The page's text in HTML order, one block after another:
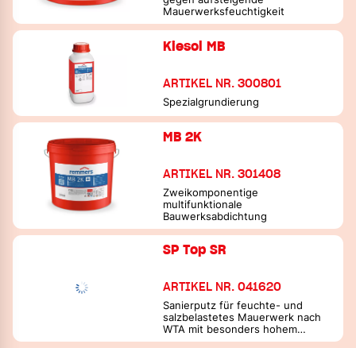
Mauerwerksfeuchtigkeit
Kiesol MB
ARTIKEL NR. 300801
Spezialgrundierung
MB 2K
ARTIKEL NR. 301408
Zweikomponentige
multifunktionale
Bauwerksabdichtung
SP Top SR
ARTIKEL NR. 041620
Sanierputz für feuchte- und
salzbelastetes Mauerwerk nach
WTA mit besonders hohem
Sulfatwiderstand